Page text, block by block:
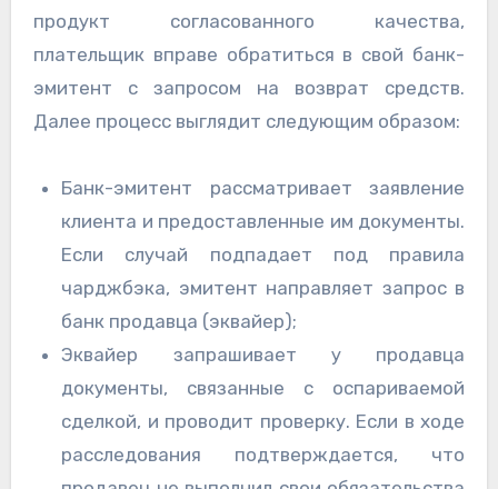
продукт согласованного качества,
плательщик вправе обратиться в свой банк-
эмитент с запросом на возврат средств.
Далее процесс выглядит следующим образом:
Банк-эмитент рассматривает заявление
клиента и предоставленные им документы.
Если случай подпадает под правила
чарджбэка, эмитент направляет запрос в
банк продавца (эквайер);
Эквайер запрашивает у продавца
документы, связанные с оспариваемой
сделкой, и проводит проверку. Если в ходе
расследования подтверждается, что